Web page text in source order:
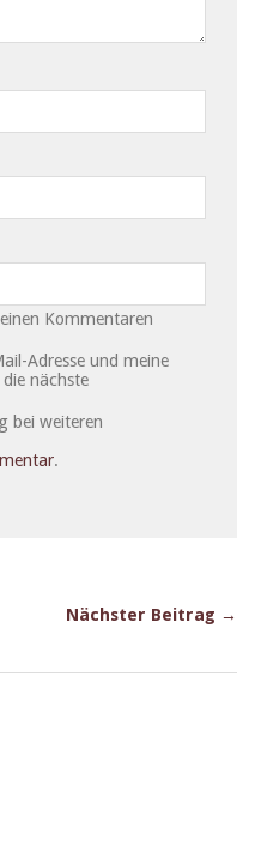
Kommentaren
Adresse und meine
nächste
bei weiteren
.
Nächster Beitrag →